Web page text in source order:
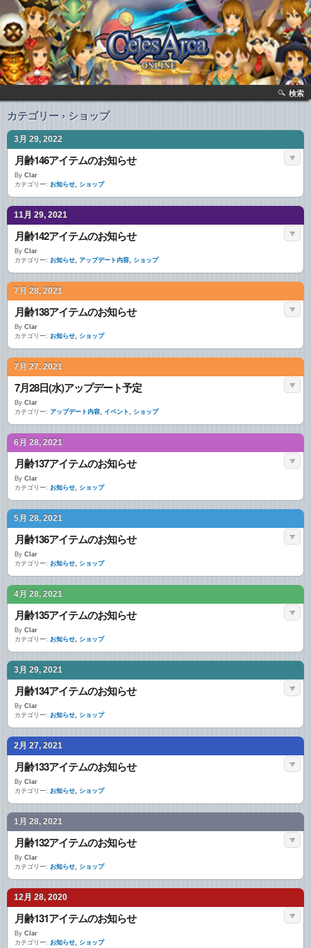
検索
カテゴリー › ショップ
3月 29, 2022
月齢146アイテムのお知らせ
By Clar
カテゴリー: お知らせ ショップ
11月 29, 2021
月齢142アイテムのお知らせ
By Clar
カテゴリー: お知らせ アップデート内容 ショップ
7月 28, 2021
月齢138アイテムのお知らせ
By Clar
カテゴリー: お知らせ ショップ
7月 27, 2021
7月28日(水)アップデート予定
By Clar
カテゴリー: アップデート内容 イベント ショップ
6月 28, 2021
月齢137アイテムのお知らせ
By Clar
カテゴリー: お知らせ ショップ
5月 28, 2021
月齢136アイテムのお知らせ
By Clar
カテゴリー: お知らせ ショップ
4月 28, 2021
月齢135アイテムのお知らせ
By Clar
カテゴリー: お知らせ ショップ
3月 29, 2021
月齢134アイテムのお知らせ
By Clar
カテゴリー: お知らせ ショップ
2月 27, 2021
月齢133アイテムのお知らせ
By Clar
カテゴリー: お知らせ ショップ
1月 28, 2021
月齢132アイテムのお知らせ
By Clar
カテゴリー: お知らせ ショップ
12月 28, 2020
月齢131アイテムのお知らせ
By Clar
カテゴリー: お知らせ ショップ